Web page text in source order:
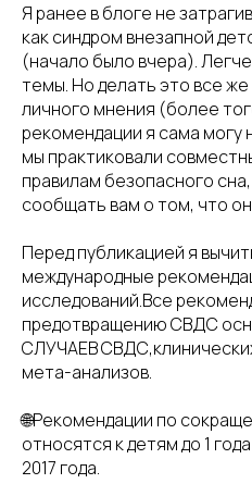
Я ранее в блоге не
как синдром внезапной
(начало было вчера).
темы. Но делать это все же
личного мнения (более
рекомендации я сама
мы практиковали
правилам безопасного
сообщать вам о том, что
Перед публикацией я
международные
исследований.Все
предотвращению СВДС
СЛУЧАЕВ
мета-анализов.
🌐Рекомендации по
относятся к детям до 1
2017 года.